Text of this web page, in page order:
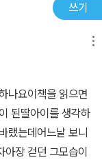
쓰기
나요이책을 읽으면
된딸아이를 생각하
랬는데어느날 보니
장 걷던 그모습이